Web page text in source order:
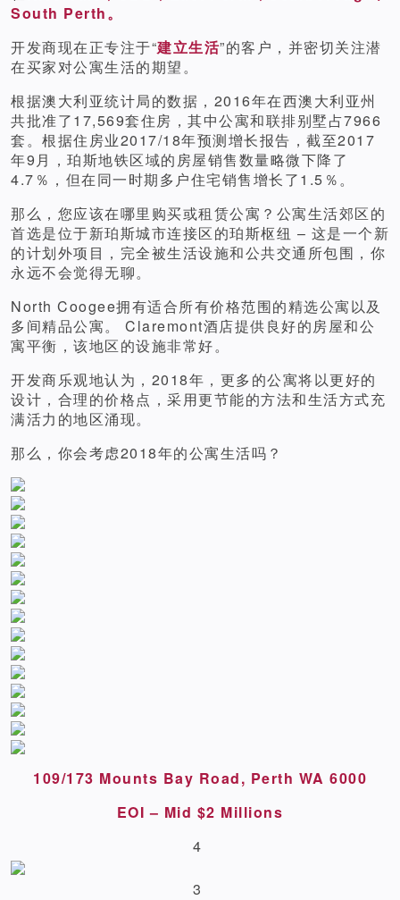
South Perth。
开发商现在正专注于“建立生活”的客户，并密切关注潜
在买家对公寓生活的期望。
根据澳大利亚统计局的数据，2016年在西澳大利亚州
共批准了17,569套住房，其中公寓和联排别墅占7966
套。根据住房业2017/18年预测增长报告，截至2017
年9月，珀斯地铁区域的房屋销售数量略微下降了
4.7％，但在同一时期多户住宅销售增长了1.5％。
那么，您应该在哪里购买或租赁公寓？公寓生活郊区的
首选是位于新珀斯城市连接区的珀斯枢纽 – 这是一个新
的计划外项目，完全被生活设施和公共交通所包围，你
永远不会觉得无聊。
North Coogee拥有适合所有价格范围的精选公寓以及
多间精品公寓。 Claremont酒店提供良好的房屋和公
寓平衡，该地区的设施非常好。
开发商乐观地认为，2018年，更多的公寓将以更好的
设计，合理的价格点，采用更节能的方法和生活方式充
满活力的地区涌现。
那么，你会考虑2018年的公寓生活吗？
109/173 Mounts Bay Road, Perth WA 6000
EOI – Mid $2 Millions
4
3